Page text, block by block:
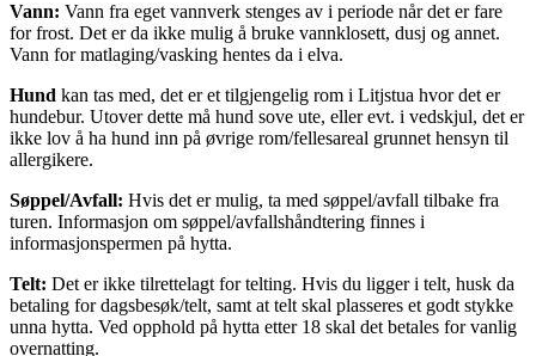
Vann: Vann fra eget vannverk stenges av i periode når det er fare
for frost. Det er da ikke mulig å bruke vannklosett, dusj og annet.
Vann for matlaging/vasking hentes da i elva.
Hund kan tas med, det er et tilgjengelig rom i Litjstua hvor det er
hundebur. Utover dette må hund sove ute, eller evt. i vedskjul, det er
ikke lov å ha hund inn på øvrige rom/fellesareal grunnet hensyn til
allergikere.
Søppel/Avfall: Hvis det er mulig, ta med søppel/avfall tilbake fra
turen. Informasjon om søppel/avfallshåndtering finnes i
informasjonspermen på hytta.
Telt: Det er ikke tilrettelagt for telting. Hvis du ligger i telt, husk da
betaling for dagsbesøk/telt, samt at telt skal plasseres et godt stykke
unna hytta. Ved opphold på hytta etter 18 skal det betales for vanlig
overnatting.